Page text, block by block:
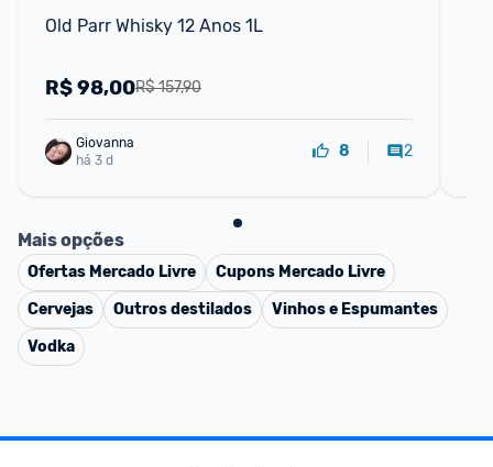
Old Parr Whisky 12 Anos 1L
R$ 157,90
R$98,00
Giovanna
há 3 d
8 2
Mais opções
Ofertas Mercado Livre Cupons Mercado Livre
Cervejas
Outros destilados
Vinhos e Espumantes
Vodka